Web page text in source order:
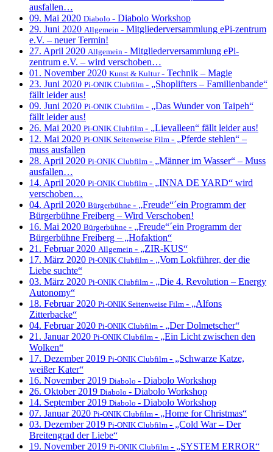
ausfallen…
09. Mai 2020 Diabolo - Diabolo Workshop
29. Juni 2020 Allgemein - Mitgliederversammlung ePi-zentrum
e.V. – neuer Termin!
27. April 2020 Allgemein - Mitgliederversammlung ePi-
zentrum e.V. – wird verschoben…
01. November 2020 Kunst & Kultur- Technik – Magie
23. Juni 2020 Pi-ONIK Clubfilm - „Shoplifters – Familienbande“
fällt leider aus!
09. Juni 2020 Pi-ONIK Clubfilm - „Das Wunder von Taipeh“
fällt leider aus!
26. Mai 2020 Pi-ONIK Clubfilm - „Lievalleen“ fällt leider aus!
12. Mai 2020 Pi-ONIK Seitenweise Film - „Pferde stehlen“ –
muss ausfallen
28. April 2020 Pi-ONIK Clubfilm - „Männer im Wasser“ – Muss
ausfallen…
14. April 2020 Pi-ONIK Clubfilm - „INNA DE YARD“ wird
verschoben…
04. April 2020 Bürgerbühne - „Freude“´ein Programm der
Bürgerbühne Freiberg – Wird Verschoben!
16. Mai 2020 Bürgerbühne - „Freude“´ein Programm der
Bürgerbühne Freiberg – „Hofaktion“
21. Februar 2020 Allgemein - „ZIR-KUS“
17. März 2020 Pi-ONIK Clubfilm - „Vom Lokführer, der die
Liebe suchte“
03. März 2020 Pi-ONIK Clubfilm - „Die 4. Revolution – Energy
Autonomy“
18. Februar 2020 Pi-ONIK Seitenweise Film - „Alfons
Zitterbacke“
04. Februar 2020 Pi-ONIK Clubfilm - „Der Dolmetscher“
21. Januar 2020 Pi-ONIK Clubfilm - „Ein Licht zwischen den
Wolken“
17. Dezember 2019 Pi-ONIK Clubfilm - „Schwarze Katze,
weißer Kater“
16. November 2019 Diabolo - Diabolo Workshop
26. Oktober 2019 Diabolo - Diabolo Workshop
14. September 2019 Diabolo - Diabolo Workshop
07. Januar 2020 Pi-ONIK Clubfilm - „Home for Christmas“
03. Dezember 2019 Pi-ONIK Clubfilm - „Cold War – Der
Breitengrad der Liebe“
19. November 2019 Pi-ONIK Clubfilm - „SYSTEM ERROR“